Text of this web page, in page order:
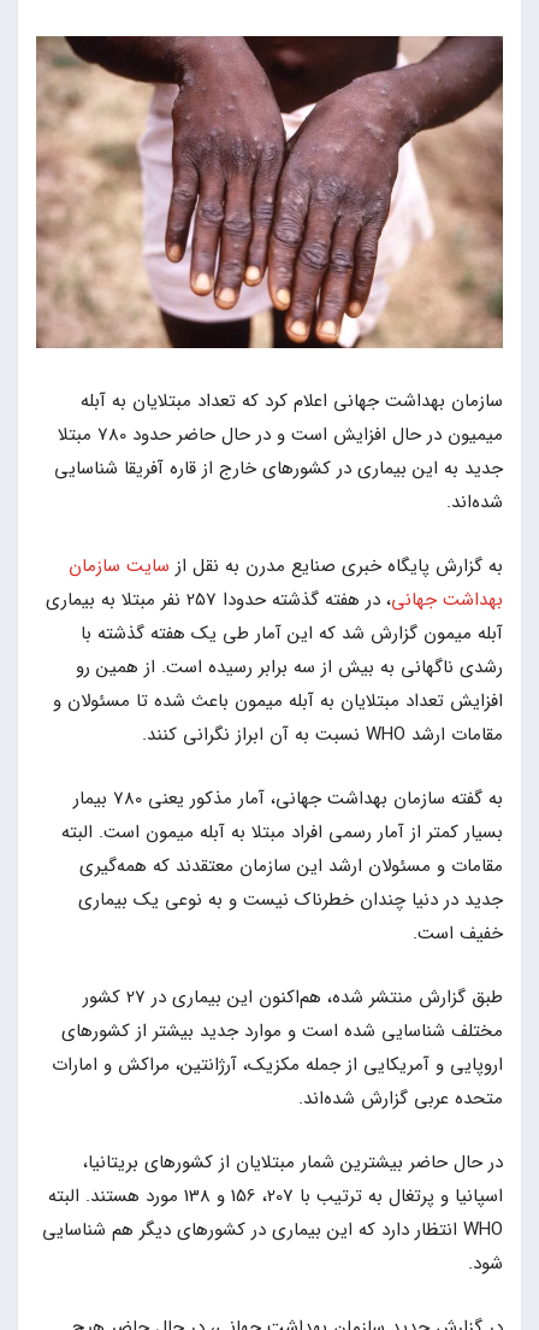
سازمان بهداشت جهانی اعلام کرد که تعداد مبتلایان به آبله
میمیون در حال افزایش است و در حال حاضر حدود 780 مبتلا
جدید به این بیماری در کشورهای خارج از قاره آفریقا شناسایی
شده‌اند.
به گزارش پایگاه خبری صنایع مدرن به نقل از سایت سازمان
بهداشت جهانی
، در هفته گذشته حدودا 257 نفر مبتلا به بیماری
آبله میمون گزارش شد که این آمار طی یک هفته گذشته با
رشدی ناگهانی به بیش از سه برابر رسیده است. از همین رو
افزایش تعداد مبتلایان به آبله میمون باعث شده تا مسئولان و
مقامات ارشد WHO نسبت به آن ابراز نگرانی کنند.
به گفته سازمان بهداشت جهانی، آمار مذکور یعنی 780 بیمار
بسیار کمتر از آمار رسمی افراد مبتلا به آبله میمون است. البته
مقامات و مسئولان ارشد این سازمان معتقدند که همه‌گیری
جدید در دنیا چندان خطرناک نیست و به نوعی یک بیماری
خفیف است.
طبق گزارش منتشر شده، هم‌اکنون این بیماری در 27 کشور
مختلف شناسایی شده است و موارد جدید بیشتر از کشورهای
اروپایی و آمریکایی از جمله مکزیک، آرژانتین، مراکش و امارات
متحده عربی گزارش شده‌اند.
در حال حاضر بیشترین شمار مبتلایان از کشورهای بریتانیا،
اسپانیا و پرتغال به ترتیب با 207، 156 و 138 مورد هستند. البته
WHO انتظار دارد که این بیماری در کشورهای دیگر هم شناسایی
شود.